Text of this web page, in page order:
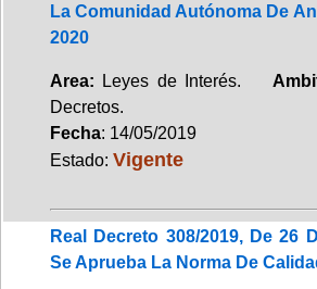
La Comunidad Autónoma De
2020
Area: Leyes de Interés.
Decretos.
Fecha: 14/05/2019
Estado: Vigente
Real Decreto 308/2019, De 26
Se Aprueba La Norma De